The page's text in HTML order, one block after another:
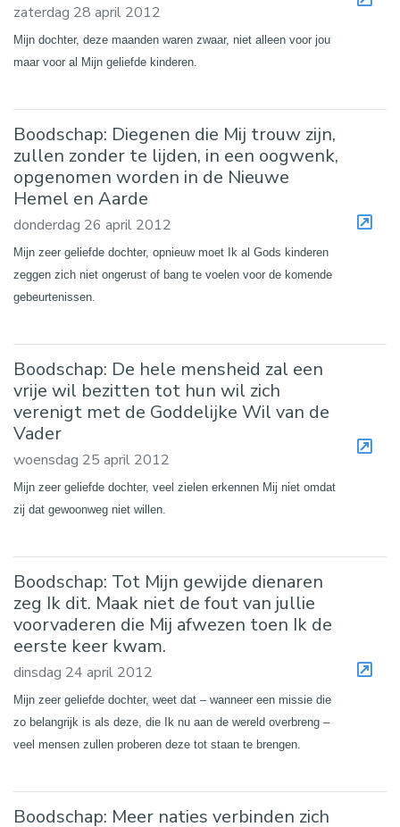
zaterdag 28 april 2012
Mijn dochter, deze maanden waren zwaar, niet alleen voor jou
maar voor al Mijn geliefde kinderen.
Boodschap: Diegenen die Mij trouw zijn,
zullen zonder te lijden, in een oogwenk,
opgenomen worden in de Nieuwe
Hemel en Aarde
donderdag 26 april 2012
Mijn zeer geliefde dochter, opnieuw moet Ik al Gods kinderen
zeggen zich niet ongerust of bang te voelen voor de komende
gebeurtenissen.
Boodschap: De hele mensheid zal een
vrije wil bezitten tot hun wil zich
verenigt met de Goddelijke Wil van de
Vader
woensdag 25 april 2012
Mijn zeer geliefde dochter, veel zielen erkennen Mij niet omdat
zij dat gewoonweg niet willen.
Boodschap: Tot Mijn gewijde dienaren
zeg Ik dit. Maak niet de fout van jullie
voorvaderen die Mij afwezen toen Ik de
eerste keer kwam.
dinsdag 24 april 2012
Mijn zeer geliefde dochter, weet dat – wanneer een missie die
zo belangrijk is als deze, die Ik nu aan de wereld overbreng –
veel mensen zullen proberen deze tot staan te brengen.
Boodschap: Meer naties verbinden zich